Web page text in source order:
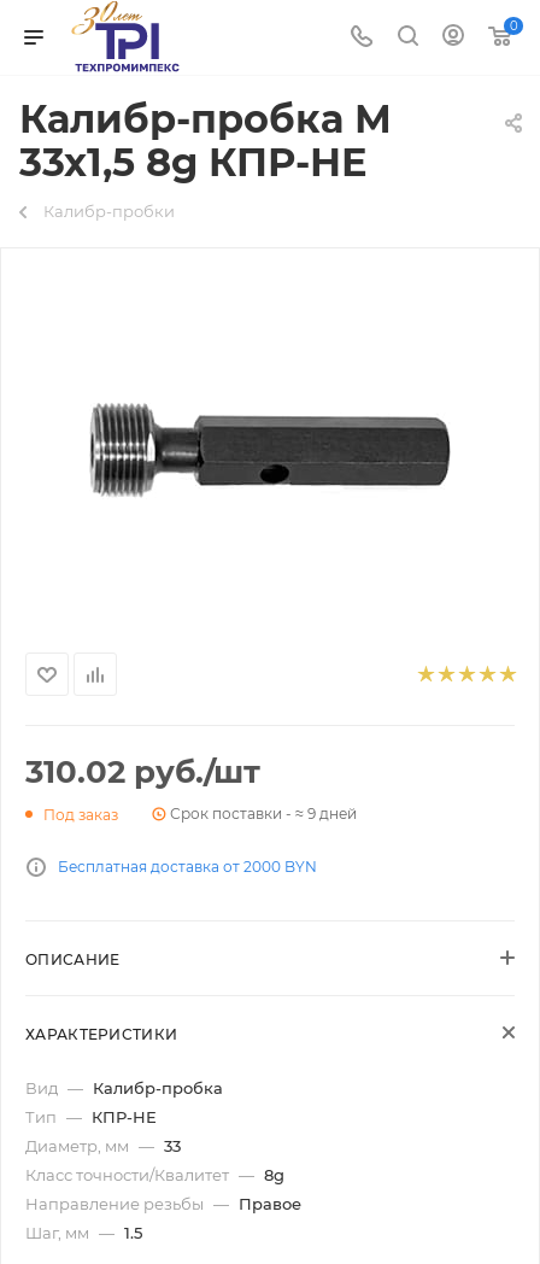
0
Калибр-пробка М
33х1,5 8g КПР-НЕ
Калибр-пробки
310.02 руб./шт
Под заказ Срок поставки - ≈ 9 дней
Бесплатная доставка от 2000 BYN
ОПИСАНИЕ
ХАРАКТЕРИСТИКИ
Вид — Калибр-пробка
Тип — КПР-НЕ
Диаметр, мм — 33
Класс точности/Квалитет — 8g
Направление резьбы — Правое
Шаг, мм — 1.5